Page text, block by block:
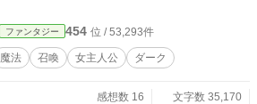
ファンタジー 454 位 / 53,293件
魔法 召喚 女主人公 ダーク
感想数 16
文字数 35,170